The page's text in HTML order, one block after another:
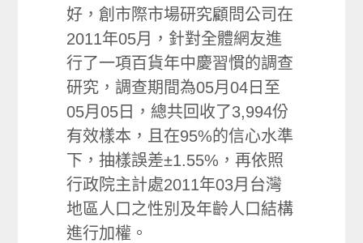
好，創市際市場研究顧問公司在
2011年05月，針對全體網友進
行了一項百貨年中慶習慣的調查
研究，調查期間為05月04日至
05月05日，總共回收了3,994份
有效樣本，且在95%的信心水準
下，抽樣誤差±1.55%，再依照
行政院主計處2011年03月台灣
地區人口之性別及年齡人口結構
進行加權。